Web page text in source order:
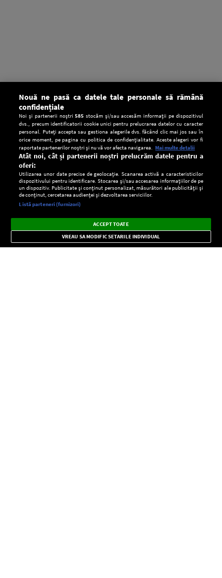
CONFIDENŢIALITATE
Setări:
Dark
Mode
Radio live, podcasturi, știri și alerte
importante.
×
Nouă ne pasă ca datele tale personale să rămână
confidențiale
Noi și partenerii noștri585 stocăm și/sau accesăm informații pe dispozitivul
dvs., precum identificatorii cookie unici pentru prelucrarea datelor cu caracter
personal. Puteți accepta sau gestiona alegerile dvs. făcând clic mai jos sau în
orice moment, pe pagina cu politica de confidențialitate. Aceste alegeri vor fi
raportate partenerilor noștri și nu vă vor afecta navigarea. Mai multe detalii
Atât noi, cât și partenerii noștri prelucrăm datele pentru a
oferi:
Utilizarea unor date precise de geolocație. Scanarea activă a caracteristicilor
dispozitivului pentru identificare. Stocarea și/sau accesarea informațiilor de pe
un dispozitiv. Publicitate și conținut personalizat, măsurători ale publicității și
de conținut, cercetarea audienței și dezvoltarea serviciilor.
Listă parteneri (furnizori)
ACCEPT TOATE
VREAU SA MODIFIC SETARILE INDIVIDUAL